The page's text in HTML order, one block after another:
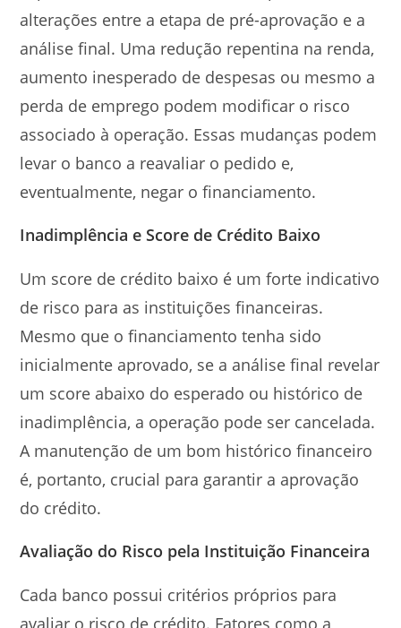
alterações entre a etapa de pré-aprovação e a
análise final. Uma redução repentina na renda,
aumento inesperado de despesas ou mesmo a
perda de emprego podem modificar o risco
associado à operação. Essas mudanças podem
levar o banco a reavaliar o pedido e,
eventualmente, negar o financiamento.
Inadimplência e Score de Crédito Baixo
Um score de crédito baixo é um forte indicativo
de risco para as instituições financeiras.
Mesmo que o financiamento tenha sido
inicialmente aprovado, se a análise final revelar
um score abaixo do esperado ou histórico de
inadimplência, a operação pode ser cancelada.
A manutenção de um bom histórico financeiro
é, portanto, crucial para garantir a aprovação
do crédito.
Avaliação do Risco pela Instituição Financeira
Cada banco possui critérios próprios para
avaliar o risco de crédito. Fatores como a